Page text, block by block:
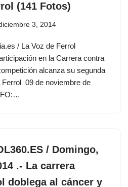
(141 Fotos)
3, 2014
/ La Voz de Ferrol
en la Carrera contra
alcanza su segunda
09 de noviembre de
/ Domingo,
.- La carrera
doblega al cáncer y